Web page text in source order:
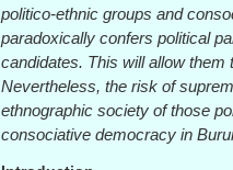
politico-ethnic groups and
paradoxically confers political
candidates. This will allow
Nevertheless, the risk of
ethnographic society of those
consociative democracy in